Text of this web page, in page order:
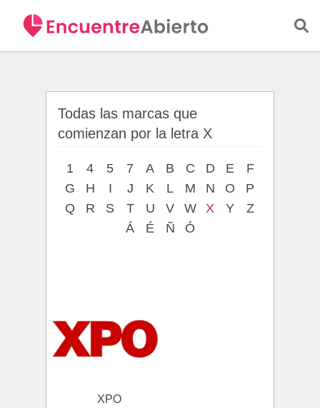
Todas las marcas que
comienzan por la letra X
1 4 5 7 A B C D E
F
G
H I J K L M N O
P
Q
R S T U V W X Y
Z
Á
É Ñ Ó
XPO